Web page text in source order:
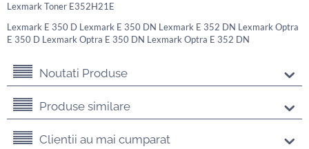
Lexmark Toner E352H21E
Lexmark E 350 D Lexmark E 350 DN Lexmark E 352 DN Lexmark Optra
E 350 D Lexmark Optra E 350 DN Lexmark Optra E 352 DN
Noutati Produse
Produse similare
Clientii au mai cumparat